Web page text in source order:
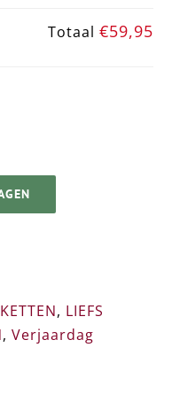
Totaal €59,95
, LIEFS
, Verjaardag